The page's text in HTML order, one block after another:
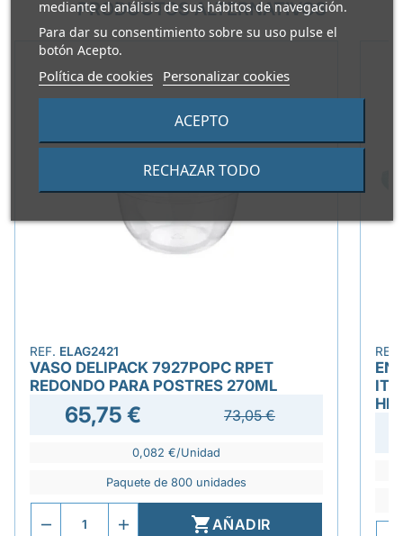
mediante el análisis de sus hábitos de navegación.
Para dar su consentimiento sobre su uso pulse el
botón Acepto.
Política de cookies Personalizar cookies
RECHAZAR TODO
ACEPTO
PRODUCTOS ALTERNATIVOS
REF. ELAG2421
VASO DELIPACK 7927POPC RPET
REDONDO PARA POSTRES 270ML
65,75 € 73,05 €
0,082 €/Unidad
Paquete de 800 unidades
AÑADIR